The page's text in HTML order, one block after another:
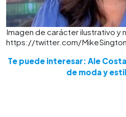
Imagen de carácter ilustrativo y
https://twitter.com/
Te puede interesar: Ale
de moda y